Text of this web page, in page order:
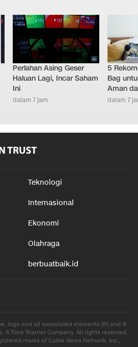
Perlahan Asing Geser
Haluan Lagi, Incar Saham
Ini
dalam 7 jam
5
Bag
Aman
dalam 7
Teknologi
Internasional
Ekonomi
Olahraga
berbuatbaik.id
logo and all associated elements (R) and ©
A Time Warner Company. All rights reserved.
marks of Cable News Network, Inc.,